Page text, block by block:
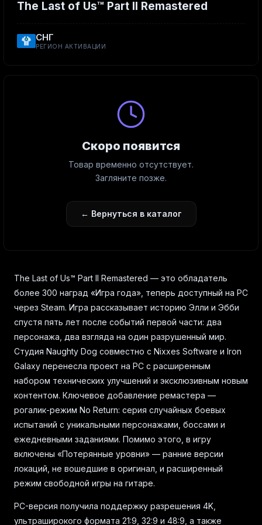
The Last of Us™ Part II Remastered
СНГ
РЕГИОН АКТИВАЦИИ
Скоро появится
Товар временно отсутствует.
Загляните позже.
← Вернуться в каталог
The Last of Us™ Part II Remastered — это обладатель
более 300 наград «Игра года», теперь доступный на PC
через Steam. Игра рассказывает историю Элли и Эбби
спустя пять лет после событий первой части: два
персонажа, два взгляда на один разрушенный мир.
Студия Naughty Dog совместно с Nixxes Software и Iron
Galaxy перенесла проект на PC с расширенным
набором технических улучшений и эксклюзивным новым
контентом. Ключевое добавление ремастера —
рогалик-режим No Return: серия случайных боевых
испытаний с уникальными персонажами, боссами и
ежедневными заданиями. Помимо этого, в игру
включены «Потерянные уровни» — ранние версии
локаций, не вошедшие в оригинал, и расширенный
режим свободной игры на гитаре.
PC-версия получила поддержку разрешения 4K,
ультраширокого формата 21:9, 32:9 и 48:9, а также